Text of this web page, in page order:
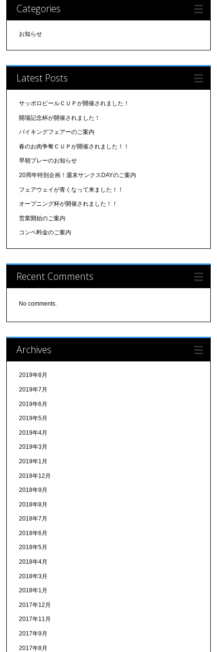
Categories
お知らせ
Latest Posts
サッポロビールＣＵＰが開催されました！
開場記念杯が開催されました！
バイキングフェアーのご案内
春のお肉争奪ＣＵＰが開催されました！！
早朝プレーのお知らせ
20周年特別企画！週末サンクスDAYのご案内
フェアウェイが青くなって来ました！！
オープニング杯が開催されました！！
営業開始のご案内
コンペ料金のご案内
Recent Comments
No comments.
Archives
2019年8月
2019年7月
2019年6月
2019年5月
2019年4月
2019年3月
2019年1月
2018年12月
2018年9月
2018年8月
2018年7月
2018年6月
2018年5月
2018年4月
2018年3月
2018年1月
2017年12月
2017年11月
2017年9月
2017年8月